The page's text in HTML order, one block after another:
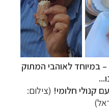
– במיוחד לאוהבי המתוק
קנולי חלומי! (צילום: